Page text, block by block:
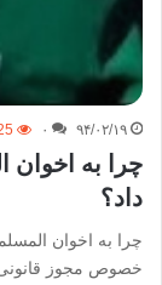
۹۴/۰۲/۱۹ ۰
چرا به اخوان
داد؟
چرا به اخوان
خصوص مجوز قانونی